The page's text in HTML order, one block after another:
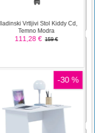
Clara
Melisa želi za poročne
načrtovalca porok. Zato
izbere "Claro". Clara je
porok v mestu. Pridite,
ji pomagamo in